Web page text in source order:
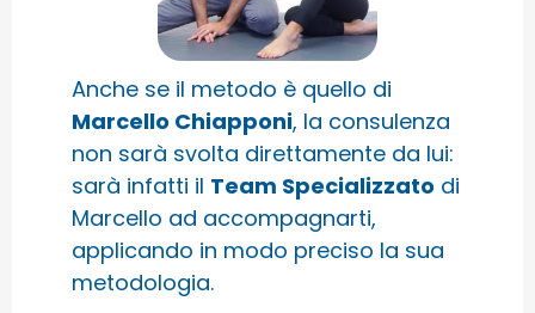
Anche se il metodo è quello di
Marcello Chiapponi, la consulenza
non sarà svolta direttamente da lui:
sarà infatti il Team Specializzato di
Marcello ad accompagnarti,
applicando in modo preciso la sua
metodologia.